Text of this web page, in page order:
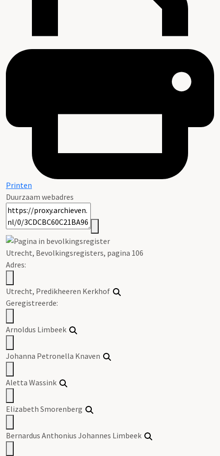
Printen
Duurzaam webadres
Utrecht, Bevolkingsregisters, pagina 106
Adres:
Utrecht, Predikheeren Kerkhof
Geregistreerde:
Arnoldus Limbeek
Johanna Petronella Knaven
Aletta Wassink
Elizabeth Smorenberg
Bernardus Anthonius Johannes Limbeek